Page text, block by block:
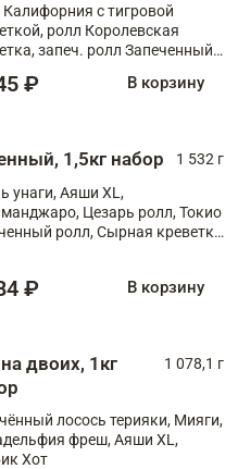
Калифорния с тигровой
ролл Королевская
запеч. ролл Запеченный
ролл Крабик Хот
₽ В корзину
1,5кг набор
1 532 г
унаги, Аяши XL,
Цезарь ролл, Токио
ролл, Сырная креветка
₽ В корзину
двоих, 1кг
1 078,1 г
лосось терияки, Мияги,
фреш, Аяши XL,
Хот